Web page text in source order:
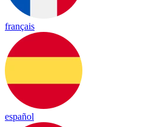
français
español